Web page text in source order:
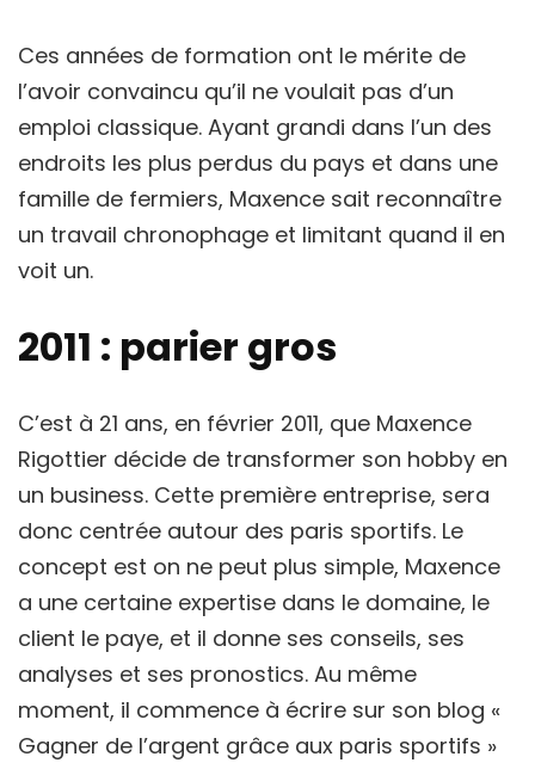
Ces années de formation ont le mérite de
l’avoir convaincu qu’il ne voulait pas d’un
emploi classique. Ayant grandi dans l’un des
endroits les plus perdus du pays et dans une
famille de fermiers, Maxence sait reconnaître
un travail chronophage et limitant quand il en
voit un.
2011 : parier gros
C’est à 21 ans, en février 2011, que Maxence
Rigottier décide de transformer son hobby en
un business. Cette première entreprise, sera
donc centrée autour des paris sportifs. Le
concept est on ne peut plus simple, Maxence
a une certaine expertise dans le domaine, le
client le paye, et il donne ses conseils, ses
analyses et ses pronostics. Au même
moment, il commence à écrire sur son blog «
Gagner de l’argent grâce aux paris sportifs »